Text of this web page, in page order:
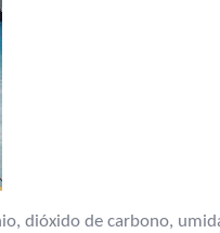
dióxido de carbono,